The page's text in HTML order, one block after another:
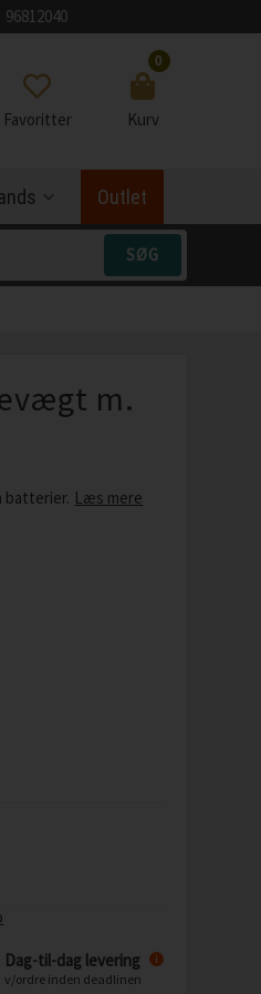
96812040
Favoritter
0
Kurv
Outlet
m.
batterier. Læs mere
Dag-til-dag levering
v/ordre inden deadlinen
i